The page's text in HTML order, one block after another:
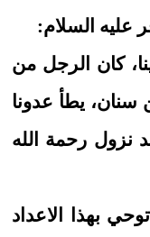
عليه السلام:
كان الرجل من
يطأ عدونا
نزول رحمة الله
بهذا الاعداد